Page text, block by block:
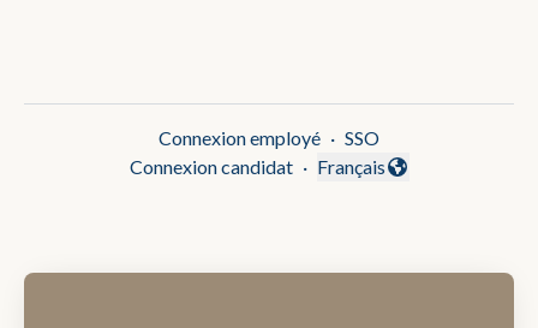
Connexion employé · SSO
Connexion candidat ·
Changer la langue
Français